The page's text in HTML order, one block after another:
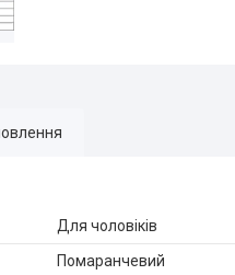
Для чоловіків
Помаранчевий